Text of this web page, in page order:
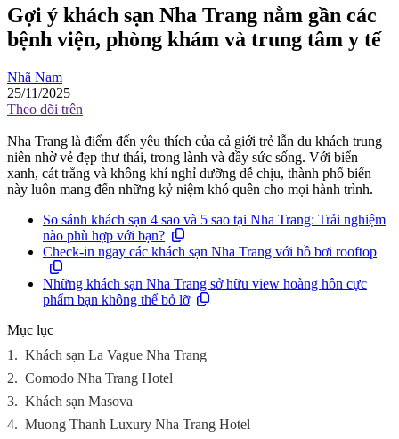
Gợi ý khách sạn Nha Trang nằm gần các
bệnh viện, phòng khám và trung tâm y tế
Nhã Nam
25/11/2025
Theo dõi trên
Nha Trang là điểm đến yêu thích của cả giới trẻ lẫn du khách trung
niên nhờ vẻ đẹp thư thái, trong lành và đầy sức sống. Với biển
xanh, cát trắng và không khí nghỉ dưỡng dễ chịu, thành phố biển
này luôn mang đến những kỷ niệm khó quên cho mọi hành trình.
So sánh khách sạn 4 sao và 5 sao tại Nha Trang: Trải nghiệm
nào phù hợp với bạn?
Check-in ngay các khách sạn Nha Trang với hồ bơi rooftop
Những khách sạn Nha Trang sở hữu view hoàng hôn cực
phẩm bạn không thể bỏ lỡ
Mục lục
1. Khách sạn La Vague Nha Trang
2. Comodo Nha Trang Hotel
3. Khách sạn Masova
4. Muong Thanh Luxury Nha Trang Hotel